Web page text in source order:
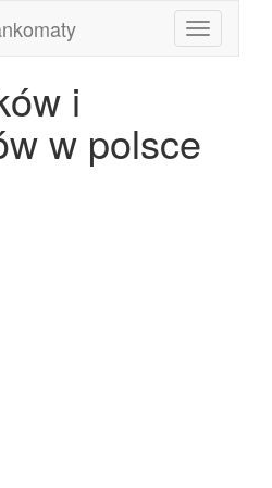
Toggle
navigation
i
w polsce